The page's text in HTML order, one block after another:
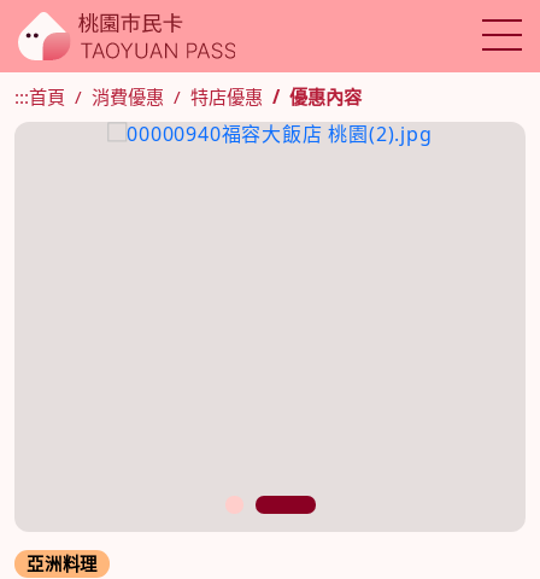
:::首頁 消費優惠 特店優惠 優惠內容
1 2
亞洲料理